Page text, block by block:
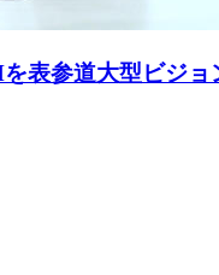
表参道大型ビジ